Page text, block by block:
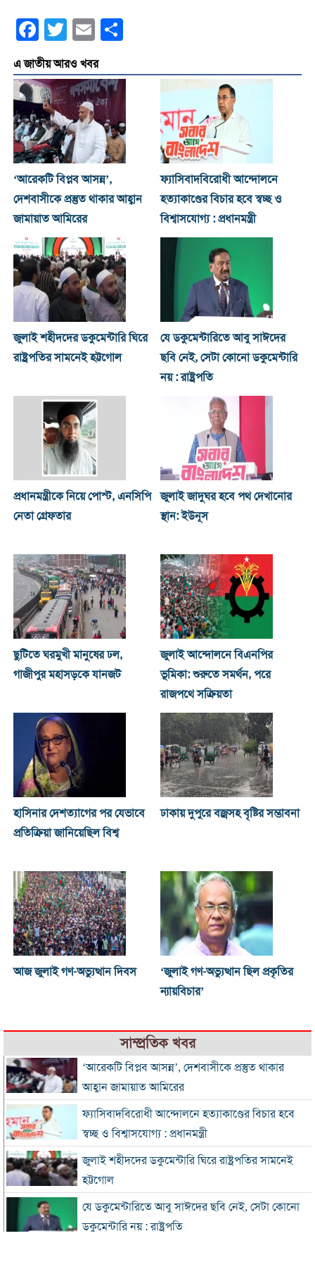
Facebook
Twitter Email
এ জাতীয় আরও খবর
‘আরেকটি বিপ্লব আসন্ন’,
দেশবাসীকে প্রস্তুত থাকার আহ্বান
জামায়াত আমিরের
ফ্যাসিবাদবিরোধী আন্দোলনে
হত্যাকাণ্ডের বিচার হবে স্বচ্ছ ও
বিশ্বাসযোগ্য : প্রধানমন্ত্রী
জুলাই শহীদদের ডকুমেন্টারি ঘিরে
রাষ্ট্রপতির সামনেই হট্টগোল
যে ডকুমেন্টারিতে আবু সাঈদের
ছবি নেই, সেটা কোনো ডকুমেন্টারি
নয় : রাষ্ট্রপতি
প্রধানমন্ত্রীকে নিয়ে পোস্ট, এনসিপি
নেতা গ্রেফতার
জুলাই জাদুঘর হবে পথ দেখানোর
স্থান: ইউনূস
ছুটিতে ঘরমুখী মানুষের ঢল,
গাজীপুর মহাসড়কে যানজট
জুলাই আন্দোলনে বিএনপির
ভূমিকা: শুরুতে সমর্থন, পরে
রাজপথে সক্রিয়তা
হাসিনার দেশত্যাগের পর যেভাবে
প্রতিক্রিয়া জানিয়েছিল বিশ্ব
ঢাকায় দুপুরে বজ্রসহ বৃষ্টির সম্ভাবনা
আজ জুলাই গণ-অভ্যুত্থান দিবস
‘জুলাই গণ-অভ্যুত্থান ছিল প্রকৃতির
ন্যায়বিচার’
সাম্প্রতিক খবর
‘আরেকটি বিপ্লব আসন্ন’, দেশবাসীকে প্রস্তুত থাকার
আহ্বান জামায়াত আমিরের
ফ্যাসিবাদবিরোধী আন্দোলনে হত্যাকাণ্ডের বিচার হবে
স্বচ্ছ ও বিশ্বাসযোগ্য : প্রধানমন্ত্রী
জুলাই শহীদদের ডকুমেন্টারি ঘিরে রাষ্ট্রপতির সামনেই
হট্টগোল
যে ডকুমেন্টারিতে আবু সাঈদের ছবি নেই, সেটা কোনো
ডকুমেন্টারি নয় : রাষ্ট্রপতি